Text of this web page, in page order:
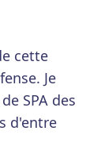
cette
Je
SPA des
d'entre